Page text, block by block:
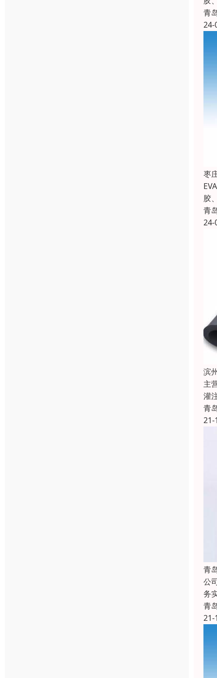
青
24-
枣
胶
青
24-
滨
主
灌
青
21-
青
公
务
青
21-